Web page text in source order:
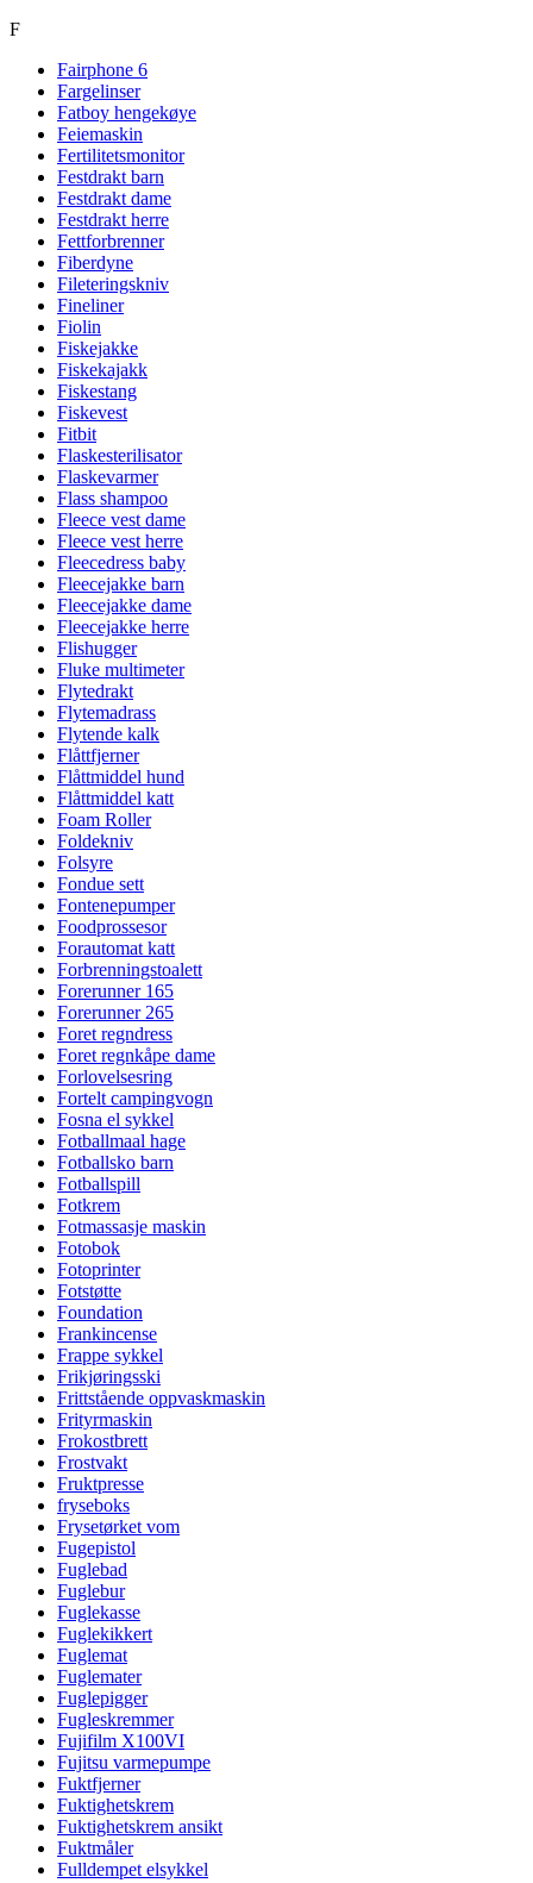
F
Fairphone 6
Fargelinser
Fatboy hengekøye
Feiemaskin
Fertilitetsmonitor
Festdrakt barn
Festdrakt dame
Festdrakt herre
Fettforbrenner
Fiberdyne
Fileteringskniv
Fineliner
Fiolin
Fiskejakke
Fiskekajakk
Fiskestang
Fiskevest
Fitbit
Flaskesterilisator
Flaskevarmer
Flass shampoo
Fleece vest dame
Fleece vest herre
Fleecedress baby
Fleecejakke barn
Fleecejakke dame
Fleecejakke herre
Flishugger
Fluke multimeter
Flytedrakt
Flytemadrass
Flytende kalk
Flåttfjerner
Flåttmiddel hund
Flåttmiddel katt
Foam Roller
Foldekniv
Folsyre
Fondue sett
Fontenepumper
Foodprossesor
Forautomat katt
Forbrenningstoalett
Forerunner 165
Forerunner 265
Foret regndress
Foret regnkåpe dame
Forlovelsesring
Fortelt campingvogn
Fosna el sykkel
Fotballmaal hage
Fotballsko barn
Fotballspill
Fotkrem
Fotmassasje maskin
Fotobok
Fotoprinter
Fotstøtte
Foundation
Frankincense
Frappe sykkel
Frikjøringsski
Frittstående oppvaskmaskin
Frityrmaskin
Frokostbrett
Frostvakt
Fruktpresse
fryseboks
Frysetørket vom
Fugepistol
Fuglebad
Fuglebur
Fuglekasse
Fuglekikkert
Fuglemat
Fuglemater
Fuglepigger
Fugleskremmer
Fujifilm X100VI
Fujitsu varmepumpe
Fuktfjerner
Fuktighetskrem
Fuktighetskrem ansikt
Fuktmåler
Fulldempet elsykkel